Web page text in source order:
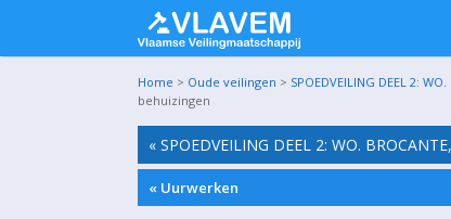
Home > Oude veilingen > SPOEDVEILING DEEL 2:
behuizingen
« SPOEDVEILING DEEL 2: WO.
« Uurwerken